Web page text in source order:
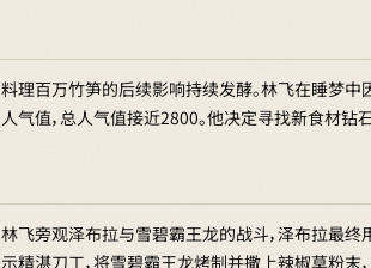
料理百万竹笋的后续影响持续发酵。林飞在睡梦
人气值，总人气值接近2800。他决定寻找新食材钻
林飞旁观泽布拉与雪碧霸王龙的战斗，泽布拉最终
示精湛刀工，将雪碧霸王龙烤制并撒上辣椒草粉末